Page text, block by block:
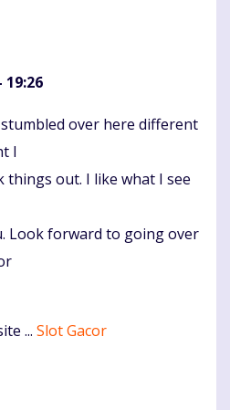
19:26
over here different
I
things out. I like what I see
Look forward to going over
... Slot Gacor